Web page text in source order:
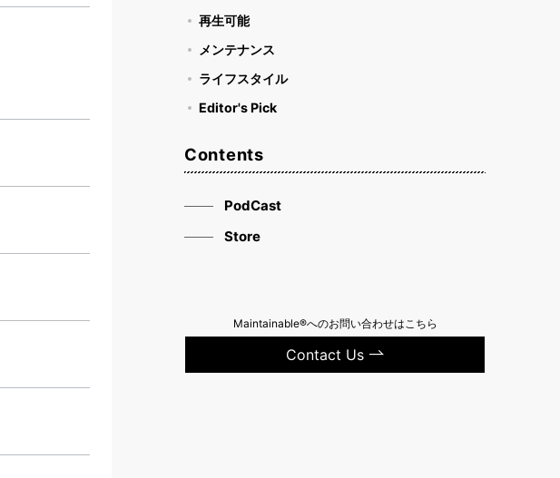
再生可能
メンテナンス
ライフスタイル
Editor's Pick
Contents
PodCast
Store
Maintainable®へのお問い合わせはこちら
Contact Us